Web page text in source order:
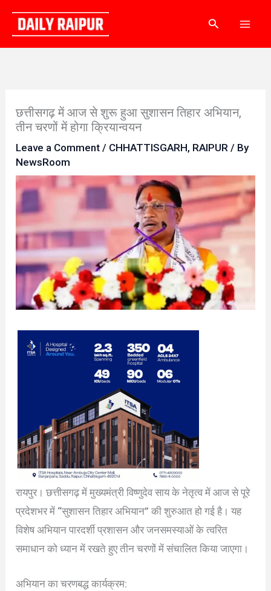
content
Search
छत्तीसगढ़ में आज से शुरू हुआ सुशासन तिहार अभियान,
तीन चरणों में होगा क्रियान्वयन
Leave a Comment / CHHATTISGARH, RAIPUR / By
NewsRoom
रायपुर। छत्तीसगढ़ में मुख्यमंत्री विष्णुदेव साय के नेतृत्व में आज से पूरे
प्रदेशभर में “सुशासन तिहार अभियान” की शुरुआत हो गई है। यह
विशेष अभियान पारदर्शी प्रशासन और जनसमस्याओं के त्वरित
समाधान को ध्यान में रखते हुए तीन चरणों में संचालित किया जाएगा।
अभियान का चरणबद्ध कार्यक्रम: